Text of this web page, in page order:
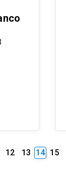
12 13 14 15